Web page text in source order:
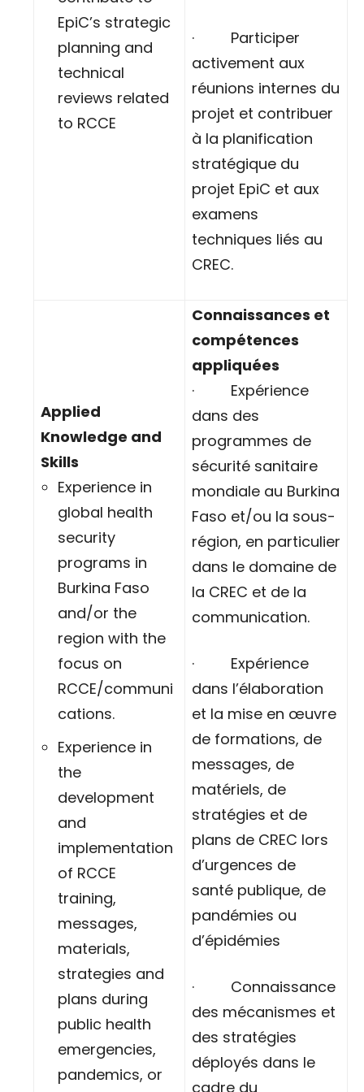
EpiC’s strategic
planning and
technical
reviews related
to RCCE
· Participer
activement aux
réunions internes du
projet et contribuer
à la planification
stratégique du
projet EpiC et aux
examens
techniques liés au
CREC.
Applied
Knowledge and
Skills
Experience in
global health
security
programs in
Burkina Faso
and/or the
region with the
focus on
RCCE/communi
cations.
Experience in
the
development
and
implementation
of RCCE
training,
messages,
materials,
strategies and
plans during
public health
emergencies,
pandemics, or
Connaissances et
compétences
appliquées
· Expérience
dans des
programmes de
sécurité sanitaire
mondiale au Burkina
Faso et/ou la sous-
région, en particulier
dans le domaine de
la CREC et de la
communication.
· Expérience
dans l’élaboration
et la mise en œuvre
de formations, de
messages, de
matériels, de
stratégies et de
plans de CREC lors
d’urgences de
santé publique, de
pandémies ou
d’épidémies
· Connaissance
des mécanismes et
des stratégies
déployés dans le
cadre du